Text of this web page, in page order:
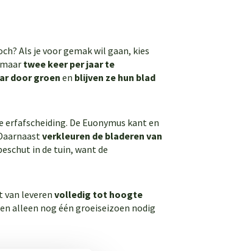
Als je voor gemak wil gaan, kies
twee keer per jaar te
door groenen blijven ze hun blad
De Euonymus kant en
verkleuren de bladeren van
in de tuin, want de
leveren volledig tot hoogte
alleen nog één groeiseizoen nodig